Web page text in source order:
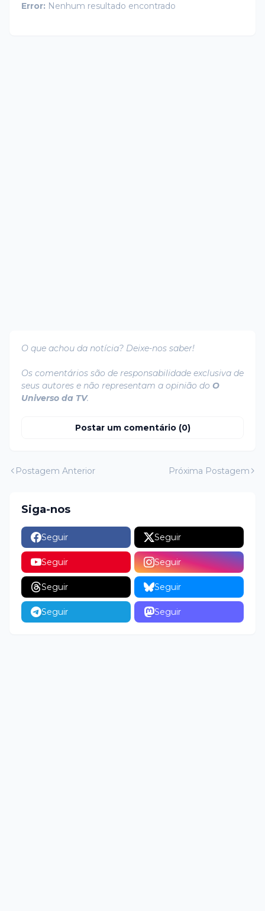
Error: Nenhum resultado encontrado
O que achou da notícia? Deixe-nos saber!
Os comentários são de responsabilidade exclusiva de
seus autores e não representam a opinião do O
Universo da TV.
Postar um comentário (0)
Postagem Anterior Próxima Postagem
Siga-nos
Seguir Seguir
Seguir Seguir
Seguir Seguir
Seguir Seguir